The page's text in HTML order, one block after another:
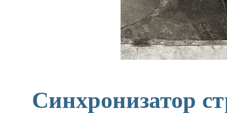
Синхронизатор